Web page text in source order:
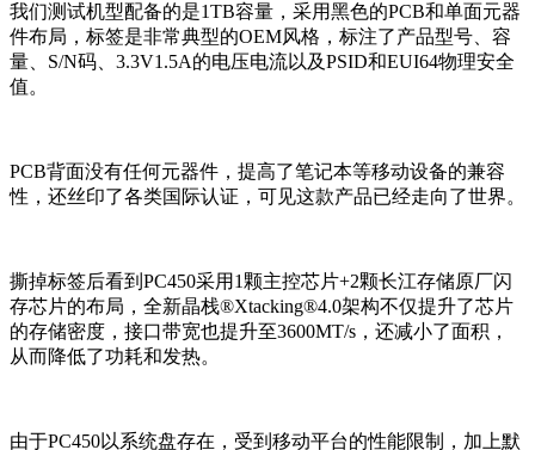
我们测试机型配备的是1TB容量，采用黑色的PCB和单面元器
件布局，标签是非常典型的OEM风格，标注了产品型号、容
量、S/N码、3.3V1.5A的电压电流以及PSID和EUI64物理安全
值。
PCB背面没有任何元器件，提高了笔记本等移动设备的兼容
性，还丝印了各类国际认证，可见这款产品已经走向了世界。
撕掉标签后看到PC450采用1颗主控芯片+2颗长江存储原厂闪
存芯片的布局，全新晶栈®Xtacking®4.0架构不仅提升了芯片
的存储密度，接口带宽也提升至3600MT/s，还减小了面积，
从而降低了功耗和发热。
由于PC450以系统盘存在，受到移动平台的性能限制，加上默